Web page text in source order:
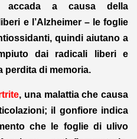
accada a causa della
e l’Alzheimer – le foglie
quindi aiutano a
dai radicali liberi e
perdita di memoria.
, una malattia che causa
il gonfiore indica
che le foglie di ulivo